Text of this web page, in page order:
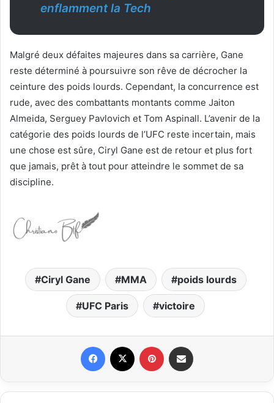
enflamment la Tech
Malgré deux défaites majeures dans sa carrière, Gane
reste déterminé à poursuivre son rêve de décrocher la
ceinture des poids lourds. Cependant, la concurrence est
rude, avec des combattants montants comme Jaiton
Almeida, Serguey Pavlovich et Tom Aspinall. L’avenir de la
catégorie des poids lourds de l’UFC reste incertain, mais
une chose est sûre, Ciryl Gane est de retour et plus fort
que jamais, prêt à tout pour atteindre le sommet de sa
discipline.
Ciryl Gane MMA poids lourds
UFC Paris victoire